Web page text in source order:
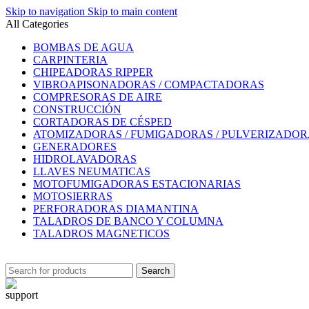
Skip to navigation Skip to main content
All Categories
BOMBAS DE AGUA
CARPINTERIA
CHIPEADORAS RIPPER
VIBROAPISONADORAS / COMPACTADORAS
COMPRESORAS DE AIRE
CONSTRUCCIÓN
CORTADORAS DE CÉSPED
ATOMIZADORAS / FUMIGADORAS /
GENERADORES
HIDROLAVADORAS
LLAVES NEUMATICAS
MOTOFUMIGADORAS ESTACIONARIAS
MOTOSIERRAS
PERFORADORAS DIAMANTINA
TALADROS DE BANCO Y COLUMNA
TALADROS MAGNETICOS
Search